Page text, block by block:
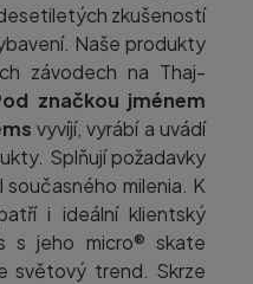
zkušeností
Naše produkty
závodech na Thaj-
značkou jménem
vyvíjí, vyrábí a uvádí
Splňují požadavky
milenia. K
i ideální klientský
s jeho micro® skate
světový trend. Skrze